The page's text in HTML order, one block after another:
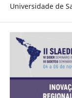
Universidade de